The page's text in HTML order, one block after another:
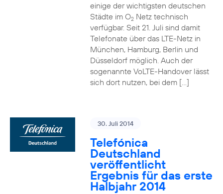
einige der wichtigsten deutschen
Städte im O2Netz technisch
verfügbar. Seit 21. Juli sind damit
Telefonate über das LTE-Netz in
München, Hamburg, Berlin und
Düsseldorf möglich. Auch der
sogenannte VoLTE-Handover lässt
sich dort nutzen, bei dem […]
30. Juli 2014
Telefónica
Deutschland
veröffentlicht
Ergebnis für das erste
Halbjahr 2014